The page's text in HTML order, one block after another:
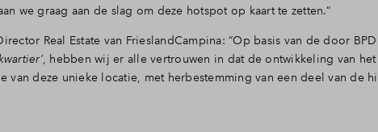
we graag aan de slag om deze hotspot op kaart te zetten.”
Real Estate van FrieslandCampina: “Op basis van de door
, hebben wij er alle vertrouwen in dat de ontwikkeling van
van deze unieke locatie, met herbestemming van een deel van de